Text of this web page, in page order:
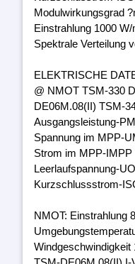
Modulwirkungsgrad
Einstrahlung 1000
Spektrale Verteilung
ELEKTRISCHE
@ NMOT TSM-330
DE06M.08(II) TSM-
Ausgangsleistung-
Spannung im MPP-
Strom im MPP-IMPP
Leerlaufspannung-
Kurzschlussstrom-
NMOT: Einstrahlung
Windgeschwindigkeit